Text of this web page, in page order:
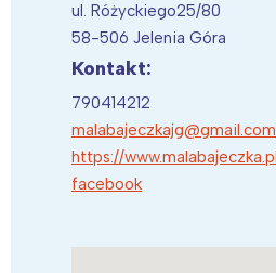
ul. Różyckiego25/80
58-506 Jelenia Góra
Kontakt:
790414212
malabajeczkajg@gmail.com
https://www.malabajeczka.pl
facebook